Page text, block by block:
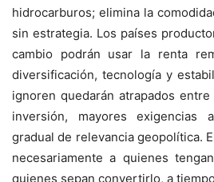
hidrocarburos; elimina la
sin estrategia. Los países
cambio podrán usar la renta
diversificación, tecnología y
ignoren quedarán atrapados
inversión, mayores exigencias
gradual de relevancia geopolítica.
necesariamente a quienes
quienes sepan convertirlo, a